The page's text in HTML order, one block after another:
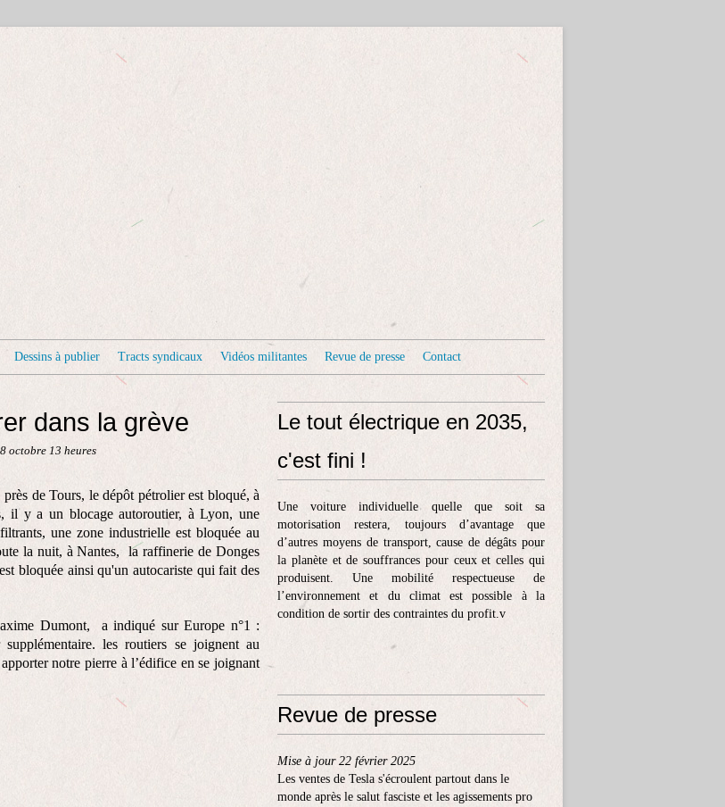
Dessins à publier Tracts syndicaux Vidéos militantes Revue de presse Contact
dans la grève
octobre 13 heures
de Tours, le dépôt pétrolier est bloqué, à
il y a un blocage autoroutier, à Lyon, une
une zone industrielle est bloquée au
la nuit, à Nantes, la raffinerie de Donges
bloquée ainsi qu'un autocariste qui fait des
Dumont,
a indiqué sur Europe n°1 :
les routiers se joignent au
notre pierre à l’édifice en se joignant
Le tout électrique en 2035,
c'est fini !
Une voiture individuelle quelle que soit sa
motorisation restera, toujours d’avantage que
d’autres moyens de transport, cause de dégâts pour
la planète et de souffrances pour ceux et celles qui
produisent. Une mobilité respectueuse de
l’environnement et du climat est possible à la
condition de sortir des contraintes du profit.v
Revue de presse
Mise à jour 22 février 2025
Les ventes de Tesla s'écroulent partout dans le
monde après le salut fasciste et les agissements pro